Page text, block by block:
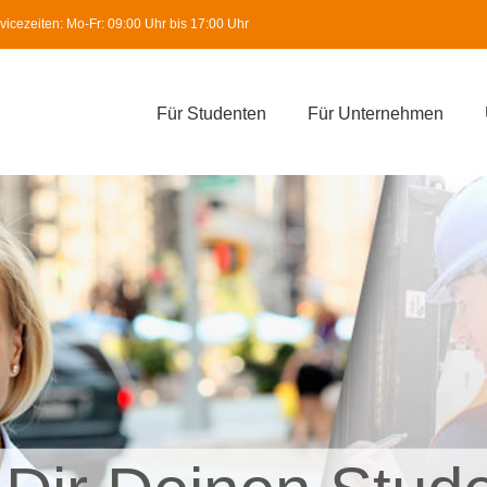
Mo-Fr: 09:00 Uhr bis 17:00 Uhr
Für Studenten Für Unternehmen